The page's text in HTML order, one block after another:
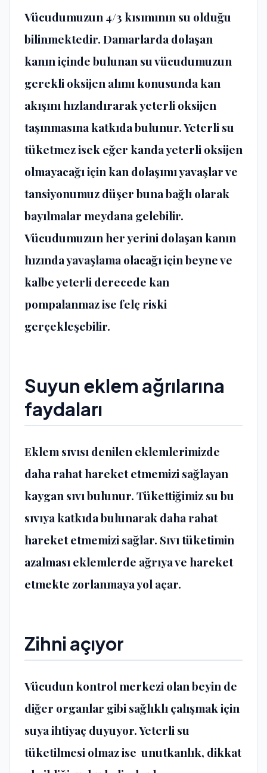
Vücudumuzun 4/3 kısımının su olduğu
bilinmektedir. Damarlarda dolaşan
kanın içinde bulunan su vücudumuzun
gerekli oksijen alımı konusunda kan
akışını hızlandırarak yeterli oksijen
taşınmasına katkıda bulunur. Yeterli su
tüketmez isek eğer kanda yeterli oksijen
olmayacağı için kan dolaşımı yavaşlar ve
tansiyonumuz düşer buna bağlı olarak
bayılmalar meydana gelebilir.
Vücudumuzun her yerini dolaşan kanın
hızında yavaşlama olacağı için beyne ve
kalbe yeterli derecede kan
pompalanmaz ise felç riski
gerçekleşebilir.
Suyun eklem ağrılarına
faydaları
Eklem sıvısı denilen eklemlerimizde
daha rahat hareket etmemizi sağlayan
kaygan sıvı bulunur. Tükettiğimiz su bu
sıvıya katkıda bulunarak daha rahat
hareket etmemizi sağlar. Sıvı tüketimin
azalması eklemlerde ağrıya ve hareket
etmekte zorlanmaya yol açar.
Zihni açıyor
Vücudun kontrol merkezi olan beyin de
diğer organlar gibi sağlıklı çalışmak için
suya ihtiyaç duyuyor. Yeterli su
tüketilmesi olmaz ise unutkanlık, dikkat